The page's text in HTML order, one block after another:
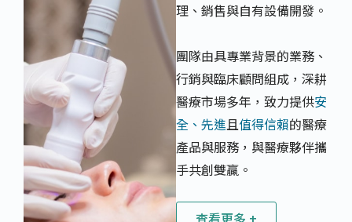
理、銷售與自有設備開發。
團隊由具專業背景的業務、
行銷與臨床顧問組成，深耕
醫療市場多年，致力提供安
全、先進且值得信賴的醫療
產品與服務，與醫療夥伴攜
手共創雙贏。
查看更多 +